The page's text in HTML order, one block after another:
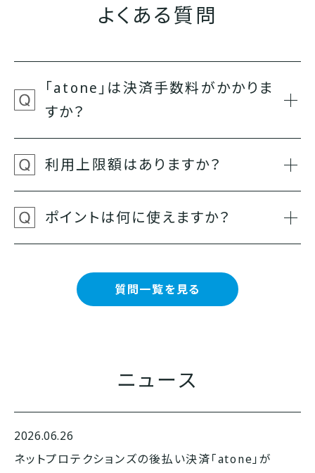
よくある質問
「atone」は決済手数料がかかりま
すか？
利用上限額はありますか？
ポイントは何に使えますか？
質問一覧を見る
ニュース
2026.06.26
ネットプロテクションズの後払い決済「atone」が